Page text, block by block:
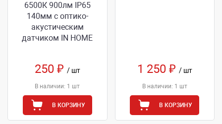
6500К 900лм IP65
140мм с оптико-
акустическим
датчиком IN НОМЕ
250 ₽ / шт
В наличии: 1 шт
В КОРЗИНУ
1 250 ₽ / шт
В наличии: 1 шт
В КОРЗИНУ